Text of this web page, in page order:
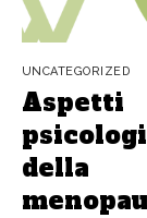
UNCATEGORIZED
Aspetti
della